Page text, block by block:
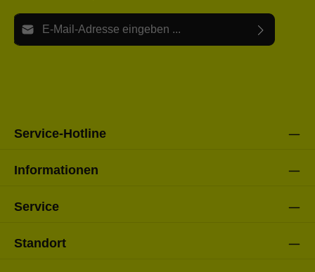
E-Mail-Adresse*
Service-Hotline
Informationen
Service
Standort